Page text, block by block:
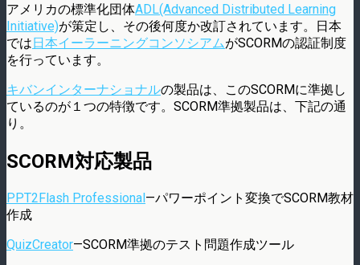
アメリカの標準化団体ADL(Advanced Distributed Learning
Initiative)が策定し、その後何度か改訂されています。日本
では日本イーラーニングコンソシアムがSCORMの認証制度
を行っています。
キバンインターナショナルの製品は、このSCORMに準拠し
ているのが１つの特徴です。SCORM準拠製品は、下記の通
り。
SCORM対応製品
PPT2Flash Professional—パワーポイント変換でSCORM教材
作成
QuizCreator—SCORM準拠のテスト問題作成ツール